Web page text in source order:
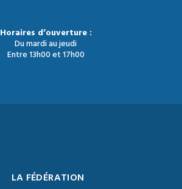
Horaires d’ouverture :
Du mardi au jeudi
Entre 13h00 et 17h00
LA FÉDÉRATION